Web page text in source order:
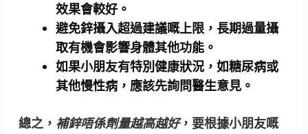
效果會較好。
避免鋅攝入超過建議嘅上限 ，長期過量攝
取有機會影響身體其他功能。
如果小朋友有特別健康狀況，如糖尿病或
其他慢性病，應該先詢問醫生意見。
總之， 補鋅唔係劑量越高越好，要根據小朋友嘅